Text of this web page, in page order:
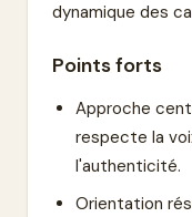
dynamique des
Points forts
Approche
respecte la
l'authenticité.
Orientation